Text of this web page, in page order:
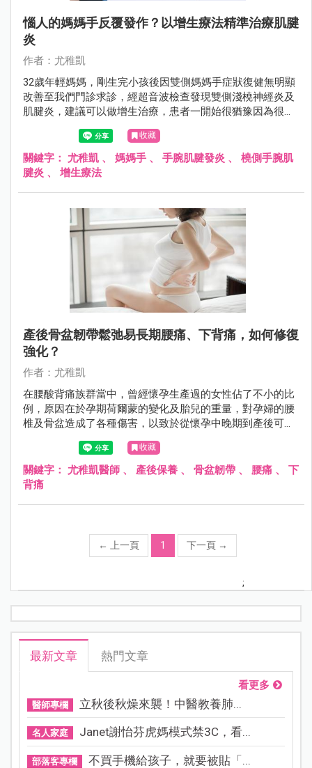
惱人的媽媽手反覆發作？以增生療法精準治療肌腱
炎
作者：尤稚凱
32歲年輕媽媽，剛生完小孩後因雙側媽媽手症狀復健無明顯
改善至我們門診求診，經超音波檢查發現雙側淺橈神經炎及
肌腱炎，建議可以做增生治療，患者一開始很猶豫因為很害
怕打針，但因為平常痛到很多事都不能做包括抱小孩，後來
忍痛接受了第一次prp 注射治療，所幸她覺得打針沒有想像
痛就把剩下幾次治療完成康復了。
收藏
關鍵字： 尤稚凱 、 媽媽手 、 手腕肌腱發炎 、 橈側手腕肌
腱炎 、 增生療法
產後骨盆韌帶鬆弛易長期腰痛、下背痛，如何修復
強化？
作者：尤稚凱
在腰酸背痛族群當中，曾經懷孕生產過的女性佔了不小的比
例，原因在於孕期荷爾蒙的變化及胎兒的重量，對孕婦的腰
椎及骨盆造成了各種傷害，以致於從懷孕中晚期到產後可能
都持續飽受腰酸背痛的困擾。
收藏
關鍵字： 尤稚凱醫師 、 產後保養 、 骨盆韌帶 、 腰痛 、 下
背痛
← 上一頁 1 下一頁 →
;
最新文章 熱門文章
看更多
醫師專欄 立秋後秋燥來襲！中醫教養肺...
名人家庭 Janet謝怡芬虎媽模式禁3C，看...
部落客專欄 不買手機給孩子，就要被貼「...